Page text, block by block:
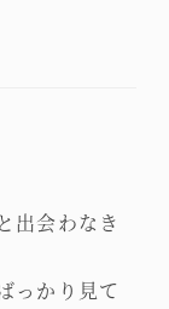
出会わなき
っかり見て